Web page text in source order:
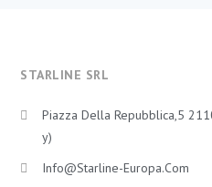
STARLINE SRL
Piazza Della Repubblica,5
Y)
Info@starline-Europa.com